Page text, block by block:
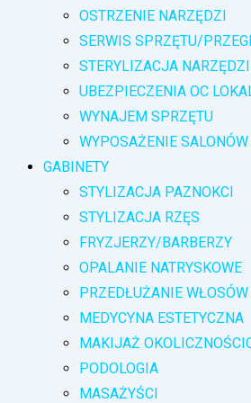
OSTRZENIE NARZĘDZI
SERWIS SPRZĘTU/
STERYLIZACJA NARZĘDZI
UBEZPIECZENIA OC
WYNAJEM SPRZĘTU
WYPOSAŻENIE SALONÓW
GABINETY
STYLIZACJA PAZNOKCI
STYLIZACJA RZĘS
FRYZJERZY/BARBERZY
OPALANIE NATRYSKOWE
PRZEDŁUŻANIE WŁOSÓW
MEDYCYNA ESTETYCZNA
MAKIJAŻ
PODOLOGIA
MASAŻYŚCI